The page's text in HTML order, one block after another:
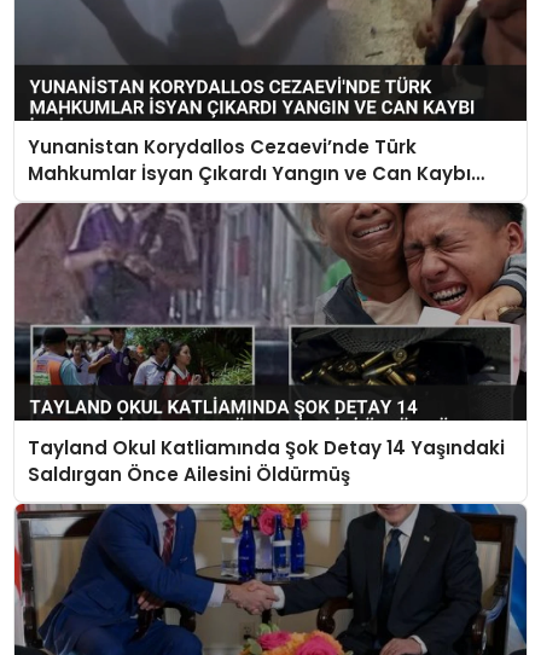
Yunanistan Korydallos Cezaevi’nde Türk
Mahkumlar İsyan Çıkardı Yangın ve Can Kaybı
İddiaları Var
Tayland Okul Katliamında Şok Detay 14 Yaşındaki
Saldırgan Önce Ailesini Öldürmüş